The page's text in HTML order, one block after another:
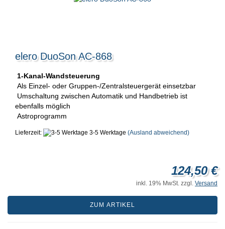
elero DuoSon AC-868
1-Kanal-Wandsteuerung
Als Einzel- oder Gruppen-/Zentralsteuergerät einsetzbar
Umschaltung zwischen Automatik und Handbetrieb ist
ebenfalls möglich
Astroprogramm
Lieferzeit: 3-5 Werktage (Ausland abweichend)
124,50 €
inkl. 19% MwSt. zzgl. Versand
ZUM ARTIKEL